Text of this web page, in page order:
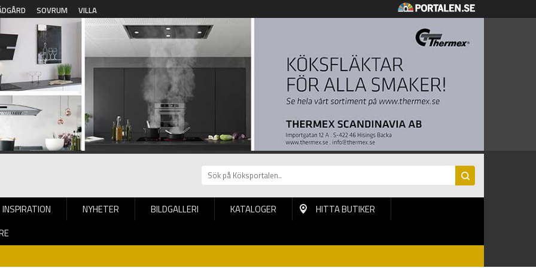
SOVRUM VILLA
INSPIRATION NYHETER BILDGALLERI KATALOGER
HITTA BUTIKER